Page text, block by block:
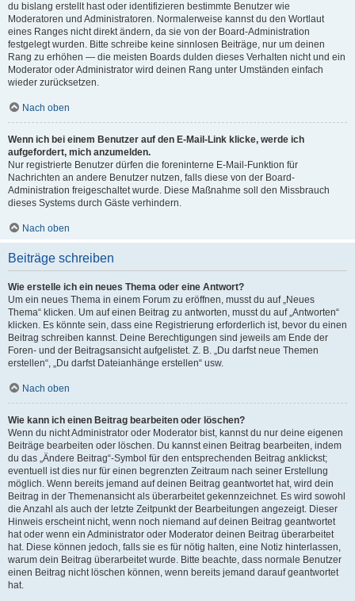
du bislang erstellt hast oder identifizieren bestimmte Benutzer wie
Moderatoren und Administratoren. Normalerweise kannst du den Wortlaut
eines Ranges nicht direkt ändern, da sie von der Board-Administration
festgelegt wurden. Bitte schreibe keine sinnlosen Beiträge, nur um deinen
Rang zu erhöhen — die meisten Boards dulden dieses Verhalten nicht und ein
Moderator oder Administrator wird deinen Rang unter Umständen einfach
wieder zurücksetzen.
Nach oben
Wenn ich bei einem Benutzer auf den E-Mail-Link klicke, werde ich
aufgefordert, mich anzumelden.
Nur registrierte Benutzer dürfen die foreninterne E-Mail-Funktion für
Nachrichten an andere Benutzer nutzen, falls diese von der Board-
Administration freigeschaltet wurde. Diese Maßnahme soll den Missbrauch
dieses Systems durch Gäste verhindern.
Nach oben
Beiträge schreiben
Wie erstelle ich ein neues Thema oder eine Antwort?
Um ein neues Thema in einem Forum zu eröffnen, musst du auf „Neues
Thema“ klicken. Um auf einen Beitrag zu antworten, musst du auf „Antworten“
klicken. Es könnte sein, dass eine Registrierung erforderlich ist, bevor du einen
Beitrag schreiben kannst. Deine Berechtigungen sind jeweils am Ende der
Foren- und der Beitragsansicht aufgelistet. Z. B. „Du darfst neue Themen
erstellen“, „Du darfst Dateianhänge erstellen“ usw.
Nach oben
Wie kann ich einen Beitrag bearbeiten oder löschen?
Wenn du nicht Administrator oder Moderator bist, kannst du nur deine eigenen
Beiträge bearbeiten oder löschen. Du kannst einen Beitrag bearbeiten, indem
du das „Ändere Beitrag“-Symbol für den entsprechenden Beitrag anklickst;
eventuell ist dies nur für einen begrenzten Zeitraum nach seiner Erstellung
möglich. Wenn bereits jemand auf deinen Beitrag geantwortet hat, wird dein
Beitrag in der Themenansicht als überarbeitet gekennzeichnet. Es wird sowohl
die Anzahl als auch der letzte Zeitpunkt der Bearbeitungen angezeigt. Dieser
Hinweis erscheint nicht, wenn noch niemand auf deinen Beitrag geantwortet
hat oder wenn ein Administrator oder Moderator deinen Beitrag überarbeitet
hat. Diese können jedoch, falls sie es für nötig halten, eine Notiz hinterlassen,
warum dein Beitrag überarbeitet wurde. Bitte beachte, dass normale Benutzer
einen Beitrag nicht löschen können, wenn bereits jemand darauf geantwortet
hat.